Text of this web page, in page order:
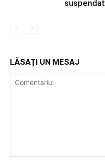
suspendat
LĂSAȚI UN MESAJ